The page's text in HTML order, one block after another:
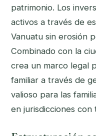
patrimonio. Los
activos a través de
Vanuatu sin erosión
Combinado con la
crea un marco legal
familiar a través de
valioso para las
en jurisdicciones con